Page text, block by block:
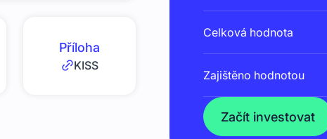
Příloha
KISS
Celková hodnota
Zajištěno hodnotou
Začít investovat